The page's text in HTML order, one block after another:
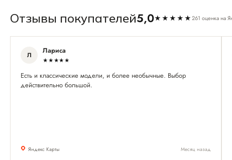
Отзывы покупателей5,0★★★★★261 оценка на
Л Лариса
★★★★★
Есть и классические модели, и более необычные. Выбор
действительно большой.
Яндекс Карты Месяц назад